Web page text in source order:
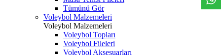
Tümünü Gör
Voleybol Malzemeleri
Voleybol Malzemeleri
Voleybol Topları
Voleybol Fileleri
Voleybol Aksesuarları